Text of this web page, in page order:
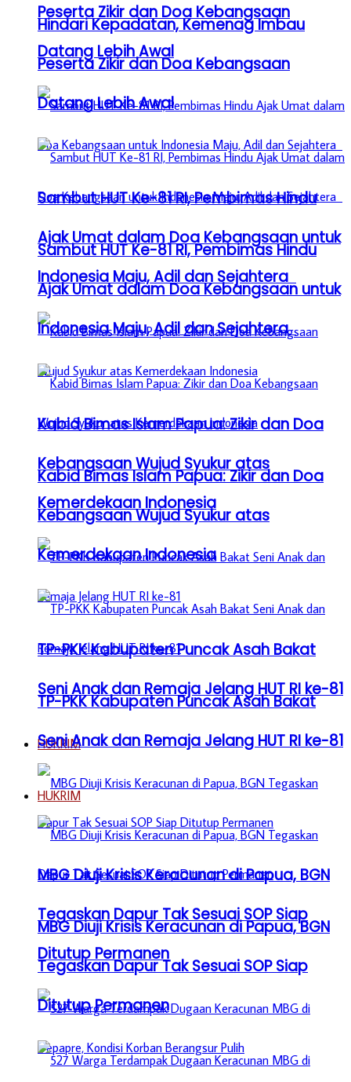
Peserta Zikir dan Doa Kebangsaan
Datang Lebih Awal
Sambut HUT Ke-81 RI, Pembimas Hindu
Ajak Umat dalam Doa Kebangsaan untuk
Indonesia Maju, Adil dan Sejahtera
Kabid Bimas Islam Papua: Zikir dan Doa
Kebangsaan Wujud Syukur atas
Kemerdekaan Indonesia
TP-PKK Kabupaten Puncak Asah Bakat
Seni Anak dan Remaja Jelang HUT RI ke-81
HUKRIM
MBG Diuji Krisis Keracunan di Papua, BGN
Tegaskan Dapur Tak Sesuai SOP Siap
Ditutup Permanen
Hindari Kepadatan, Kemenag Imbau
Peserta Zikir dan Doa Kebangsaan
Datang Lebih Awal
Sambut HUT Ke-81 RI, Pembimas Hindu
Ajak Umat dalam Doa Kebangsaan untuk
Indonesia Maju, Adil dan Sejahtera
Kabid Bimas Islam Papua: Zikir dan Doa
Kebangsaan Wujud Syukur atas
Kemerdekaan Indonesia
TP-PKK Kabupaten Puncak Asah Bakat
Seni Anak dan Remaja Jelang HUT RI ke-81
HUKRIM
MBG Diuji Krisis Keracunan di Papua, BGN
Tegaskan Dapur Tak Sesuai SOP Siap
Ditutup Permanen